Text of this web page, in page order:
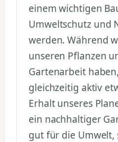
einem wichtigen
Umweltschutz und
werden. Während
unseren Pflanzen
Gartenarbeit
gleichzeitig aktiv
Erhalt unseres
ein nachhaltiger
gut für die